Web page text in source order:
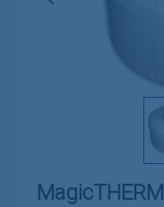
MagicTHERM